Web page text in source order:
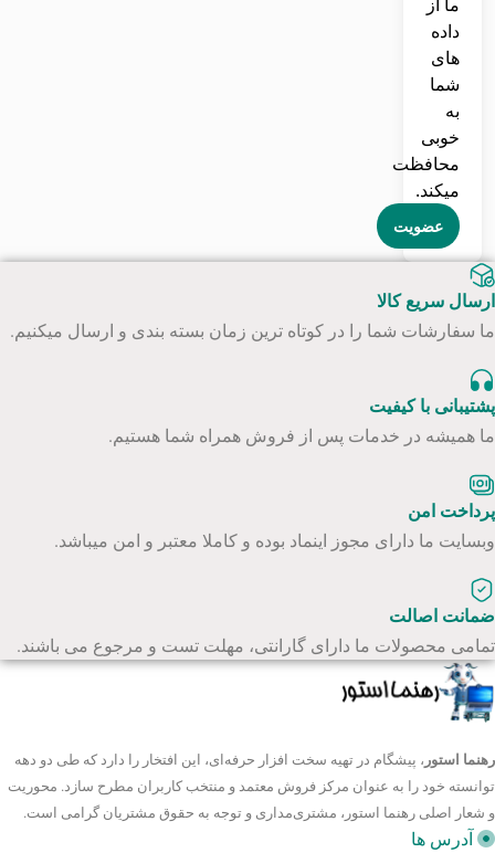
داده
های
شما
به
خوبی
محافظت
میکند.
عضویت
ارسال سریع کالا
ما سفارشات شما را در کوتاه ترین زمان بسته بندی و ارسال میکنیم.
پشتیبانی با کیفیت
ما همیشه در خدمات پس از فروش همراه شما هستیم.
پرداخت امن
وبسایت ما دارای مجوز اینماد بوده و کاملا معتبر و امن میباشد.
ضمانت اصالت
تمامی محصولات ما دارای گارانتی، مهلت تست و مرجوع می باشند.
رهنما استور ، پیشگام در تهیه سخت افزار حرفه‌ای، این افتخار را دارد که طی دو دهه
توانسته خود را به عنوان مرکز فروش معتمد و منتخب کاربران مطرح سازد. محوریت
و شعار اصلی رهنما استور، مشتری‌مداری و توجه به حقوق مشتریان گرامی است.
آدرس ها